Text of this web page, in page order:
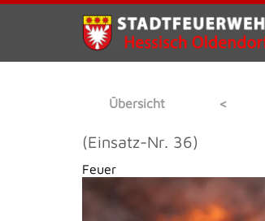
Übersicht <
(Einsatz-Nr. 36)
Feuer